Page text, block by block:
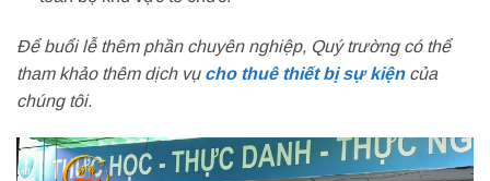
Để buổi lễ thêm phần chuyên nghiệp, Quý trường có thể
tham khảo thêm dịch vụ cho thuê thiết bị sự kiệncủa
chúng tôi.